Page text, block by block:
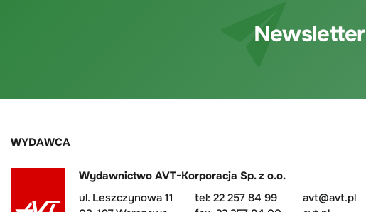
Newsletter
WYDAWCA
Wydawnictwo AVT-Korporacja Sp. z o.o.
ul. Leszczynowa 11
tel: 22 257 84 99
avt@avt.pl